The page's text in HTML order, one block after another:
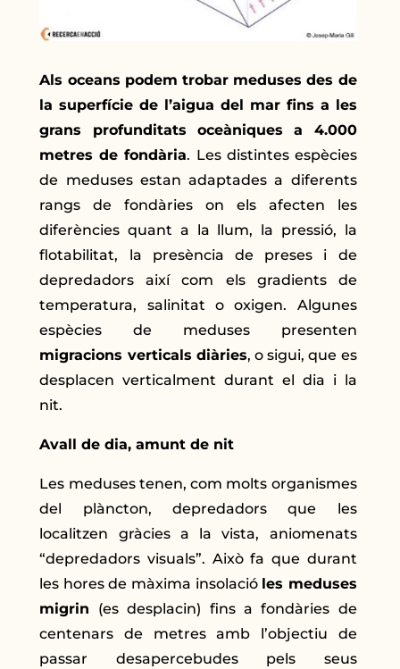
Als oceans podem trobar meduses des de
la superfície de l’aigua del mar fins a les
grans profunditats oceàniques a 4.000
metres de fondària. Les distintes espècies
de meduses estan adaptades a diferents
rangs de fondàries on els afecten les
diferències quant a la llum, la pressió, la
flotabilitat, la presència de preses i de
depredadors així com els gradients de
temperatura, salinitat o oxigen. Algunes
espècies de meduses presenten
migracions verticals diàries, o sigui, que es
desplacen verticalment durant el dia i la
nit.
Avall de dia, amunt de nit
Les meduses tenen, com molts organismes
del plàncton, depredadors que les
localitzen gràcies a la vista, aniomenats
“depredadors visuals”. Això fa que durant
les hores de màxima insolació les meduses
migrin (es desplacin) fins a fondàries de
centenars de metres amb l’objectiu de
passar desapercebudes pels seus